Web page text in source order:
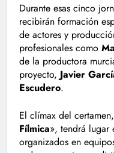
Durante esas cinco
recibirán formación
de actores y
profesionales como
de la productora
proyecto, Javier
Escudero.
El clímax del
Fílmica», tendrá lugar
organizados en